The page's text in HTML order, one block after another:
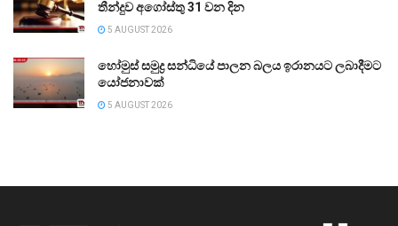
තීන්දුව අගෝස්තු 31 වන දින
5 AUGUST 2026
හෝමුස් සමුද්‍ර සන්ධියේ පාලන බලය ඉරානයට ලබාදීමට
යෝජනාවක්
5 AUGUST 2026